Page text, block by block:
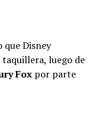
que Disney
luego de
Foxpor parte